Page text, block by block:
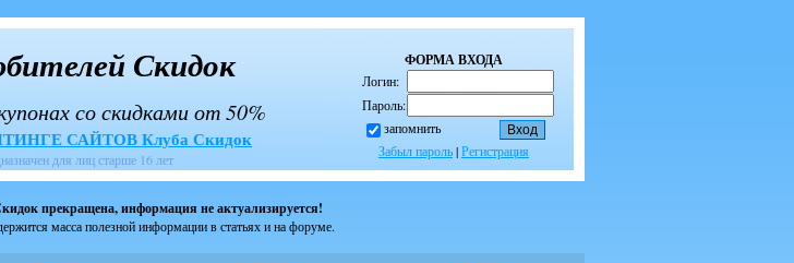
ФОРМА ВХОДА
Логин:
Пароль:
запомнить
Забыл пароль|Регистрация
Скидок
со скидками от 50%
САЙТОВ Клуба Скидок
для лиц старше 16 лет
прекращена, информация не актуализируется!
масса полезной информации в статьях и на форуме.